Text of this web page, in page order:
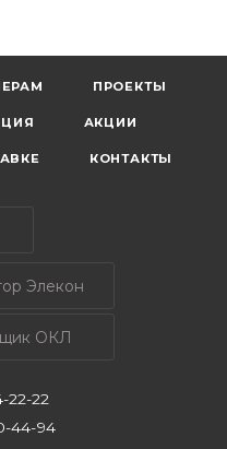
ПРОЕКТЫ
АКЦИИ
КОНТАКТЫ
Элекон
ОКЛ
22-22
44-94